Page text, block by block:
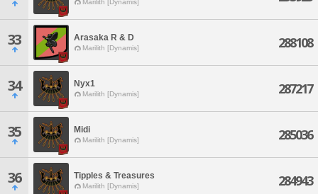
Marilith [Dynamis]
33 Arasaka R & D
Marilith [Dynamis] 288108
34 Nyx1
Marilith [Dynamis] 287217
35 Midi
Marilith [Dynamis] 285036
36 Tipples & Treasures
Marilith [Dynamis] 284943